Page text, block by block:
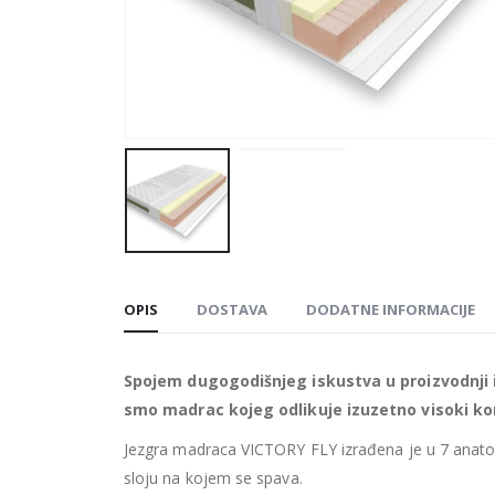
OPIS DOSTAVA DODATNE INFORMACIJE
Spojem dugogodišnjeg iskustva u
smo madrac kojeg odlikuje izuzetno visoki
Jezgra madraca VICTORY FLY izrađena je u 7
sloju na kojem se spava.